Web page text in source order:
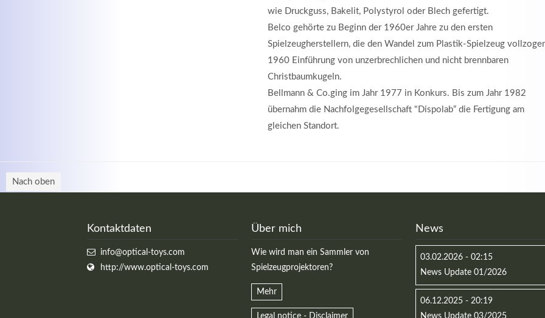
wie Druckguss, Bakelit, Polystyrol oder Blech gefertigt.
Belco gehörte zu Beginn der 1960er Jahre zu den ersten
Spielzeugherstellern, die den Wandel zum Plastik-Spielzeug
1960 Einführung von unzerbrechlichen und nicht brennbaren
Christbaumkugeln.
Bellmann & Co.ging im Jahr 1977 in Konkurs. Bis zum Jahr 1982
übernahm die Nachfolgegesellschaft "Dispolab“ die Fertigung am
gleichen Standort.
Nach oben
Kontaktdaten
info@optical-toys.com
http://www.optical-toys.com
Über mich
Wie wird man ein Sammler von
Spielzeugprojektoren?
Mehr
Legal notice - Disclaimer
News
03.02.2026 - 02:15
News Update 01/2026
06.12.2025 - 20:19
News Update 03/2025